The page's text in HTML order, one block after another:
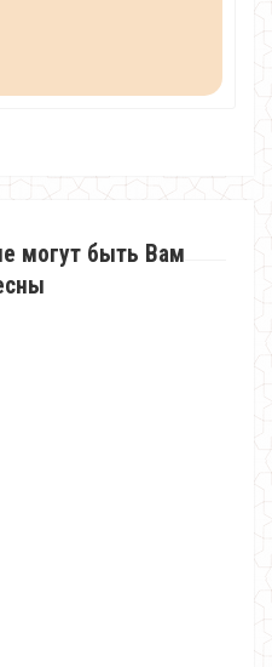
могут быть Вам